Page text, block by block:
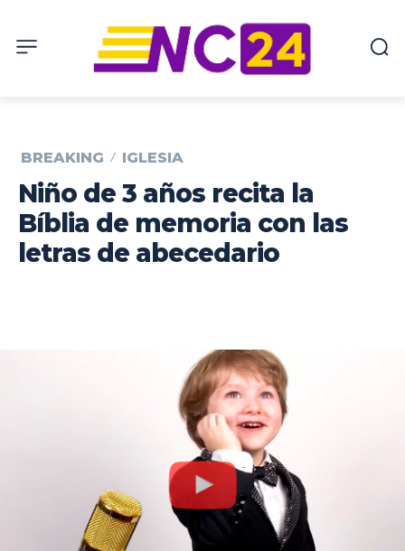
BREAKING IGLESIA
Niño de 3 años recita la
Bíblia de memoria con las
letras de abecedario